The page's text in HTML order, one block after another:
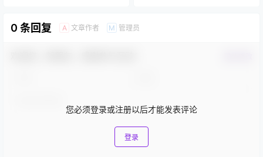
0 条回复 A 文章作者 M 管理员
您必须登录或注册以后才能发表评论
登录